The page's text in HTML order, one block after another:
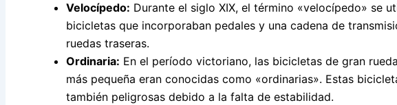
Velocípedo: Durante el siglo XIX, el término «velocípedo» se
bicicletas que incorporaban pedales y una cadena de
ruedas traseras.
Ordinaria: En el período victoriano, las bicicletas de gran
más pequeña eran conocidas como «ordinarias». Estas
también peligrosas debido a la falta de estabilidad.